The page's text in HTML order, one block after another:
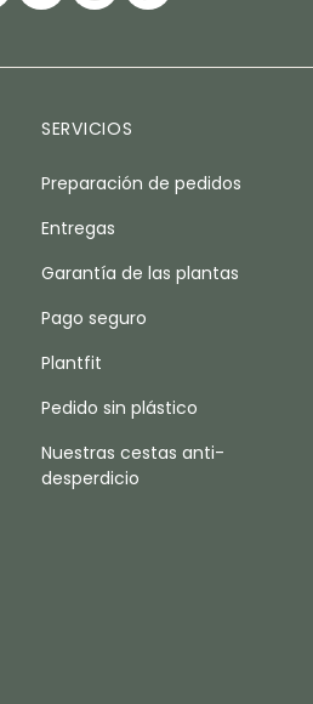
SERVICIOS
Preparación de pedidos
Entregas
Garantía de las plantas
Pago seguro
Plantfit
Pedido sin plástico
Nuestras cestas anti-
desperdicio